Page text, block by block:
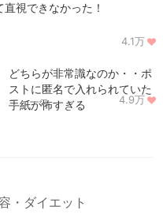
視できなかった！
4.1万
どちらが非常識なのか・・ポ
ストに匿名で入れられていた
手紙が怖すぎる
ニュース 4.9万
・ダイエット